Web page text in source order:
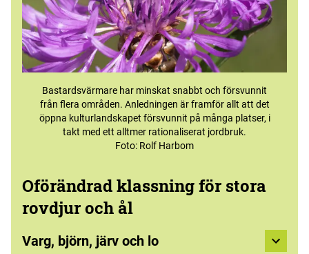
Bastardsvärmare har minskat snabbt och försvunnit
från flera områden. Anledningen är framför allt att det
öppna kulturlandskapet försvunnit på många platser, i
takt med ett alltmer rationaliserat jordbruk.
Foto: Rolf Harbom
Oförändrad klassning för stora
rovdjur och ål
Varg, björn, järv och lo